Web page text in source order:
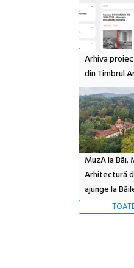
Arhiva
din Timbrul
MuzA la Băi.
Arhitectură
ajunge la